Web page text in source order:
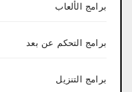
برامج الألعاب
برامج التحكم عن بعد
برامج التنزيل